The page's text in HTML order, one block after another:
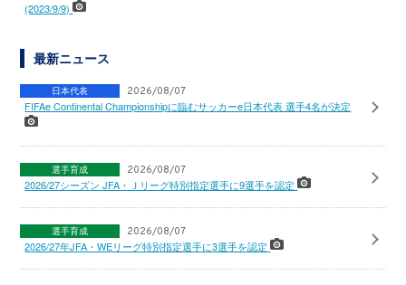
(2023/9/9)
最新ニュース
日本代表 2026/08/07
FIFAe Continental Championshipに臨むサッカーe日本代表 選手4名が決定
選手育成 2026/08/07
2026/27シーズン JFA・Ｊリーグ特別指定選手に9選手を認定
選手育成 2026/08/07
2026/27年JFA・WEリーグ特別指定選手に3選手を認定